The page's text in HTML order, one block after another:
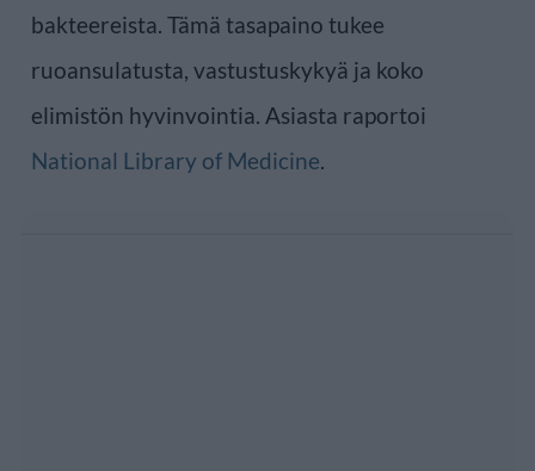
bakteereista. Tämä tasapaino tukee
ruoansulatusta, vastustuskykyä ja koko
elimistön hyvinvointia. Asiasta raportoi
National Library of Medicine.